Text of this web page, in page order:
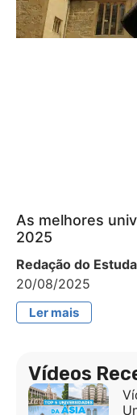
As melhores
2025
Redação do
20/08/2025
Ler mais
Vídeos